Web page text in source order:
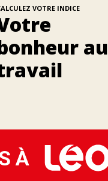
VOTRE INDICE
au
À